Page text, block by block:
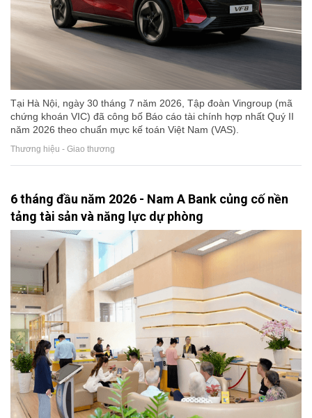
Tại Hà Nội, ngày 30 tháng 7 năm 2026, Tập đoàn Vingroup (mã
chứng khoán VIC) đã công bố Báo cáo tài chính hợp nhất Quý II
năm 2026 theo chuẩn mực kế toán Việt Nam (VAS).
Thương hiệu - Giao thương
6 tháng đầu năm 2026 - Nam A Bank củng cố nền
tảng tài sản và năng lực dự phòng